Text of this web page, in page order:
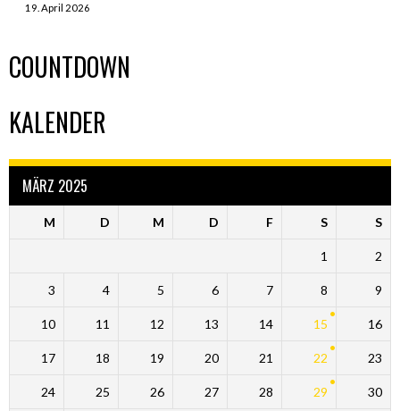
19. April 2026
COUNTDOWN
KALENDER
MÄRZ 2025
M D M D F S S
1 2
3 4 5 6 7 8 9
10 11 12 13 14 15 16
17 18 19 20 21 22 23
24 25 26 27 28 29 30